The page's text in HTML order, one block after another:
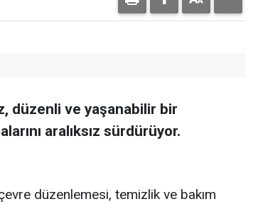
düzenli ve yaşanabilir bir
aralıksız sürdürüyor.
düzenlemesi, temizlik ve bakım